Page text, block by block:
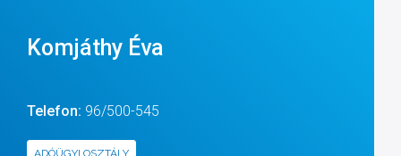
Komjáthy Éva
Telefon: 96/500-545
ADÓÜGYI OSZTÁLY